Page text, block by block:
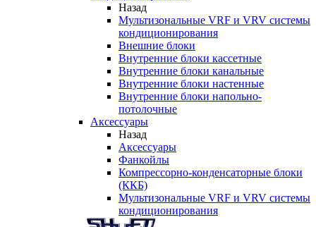
Назад
Мультизональные VRF и VRV системы
кондиционирования
Внешние блоки
Внутренние блоки кассетные
Внутренние блоки канальные
Внутренние блоки настенные
Внутренние блоки напольно-
потолочные
Аксессуары
Назад
Аксессуары
Фанкойлы
Компрессорно-конденсаторные блоки
(ККБ)
Мультизональные VRF и VRV системы
кондиционирования